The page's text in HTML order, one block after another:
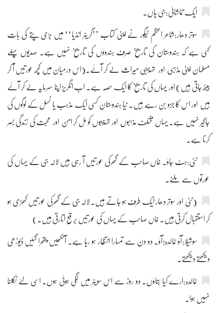
ایک تماشائی:جی ہاں۔
سوتر دھار:شاعر اعظم ٹیگور نے اپنی کتاب ’’گریٹر انڈیا‘‘ میں بڑی پتے کی بات
کہی ہے کہ ہندوستان کی تاریخ صرف ہندوؤں کی تاریخ نہیں ہے۔ صدیوں پہلے
مسلمان اپنی مذہبی اور تہذیبی میراث لے کر آئے۔(اس درمیان میں کچھ عورتیں آ کر
بیٹھ جاتی ہیں) اور یہاں کی تاریخ کا ایک حصہ ہے۔ اب انگریز اپنا سرمایہ لے کر آئے
ہیں اور اس کا جزو بن رہے ہیں۔ نیا ہندوستان کسی ایک مذہب یا نسل کے لوگوں کی
جاگیر نہیں ہے۔ یہاں مختلف مذہبوں اور تہذیبوں کو مل کر امن اور محبت کی زندگی بسر
کرنا ہے۔
نٹی:ہٹ جاؤ۔ خاں صاحب کے گھرکی عورتیں آ رہی ہیں لالہ جی کے یہاں کی
عورتوں سے ملنے۔
(نٹی اور سوتر دھار ایک طرف ہو جاتے ہیں۔ لالہ جی کے گھرکی عورتیں کھڑی ہو
کر استقبال کرتی ہیں۔ خاں صاحب کے یہاں کی عورتیں برقع اتارتی ہیں۔)
سوشیلا:آؤ خالدہ!آؤ۔ دو دن سے تمہارا انتظار ہو رہا ہے۔ آنکھیں پتھرا گئیں ڈیوڑھی
دیکھتے دیکھتے۔
خالدہ:ارے کیا بتاؤں۔ دو روز سے اس سویٹر میں لگی ہوئی ہوں۔ اسی لئے نکلنا
نہیں ہوا۔